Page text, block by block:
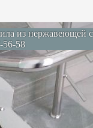
из нержавеющей
56-58